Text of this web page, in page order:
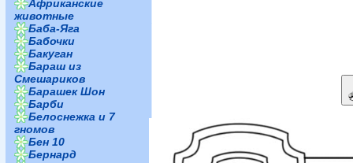
Африканские
животные
Баба-Яга
Бабочки
Бакуган
Бараш из
Смешариков
Барашек Шон
Барби
Белоснежка и 7
гномов
Бен 10
Бернард